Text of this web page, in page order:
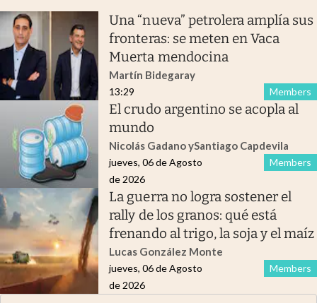
Una “nueva” petrolera amplía sus
fronteras: se meten en Vaca
Muerta mendocina
Martín Bidegaray
Members
13:29
El crudo argentino se acopla al
mundo
Nicolás GadanoySantiago Capdevila
Members
jueves, 06 de Agosto
de 2026
La guerra no logra sostener el
rally de los granos: qué está
frenando al trigo, la soja y el maíz
Lucas González Monte
Members
jueves, 06 de Agosto
de 2026